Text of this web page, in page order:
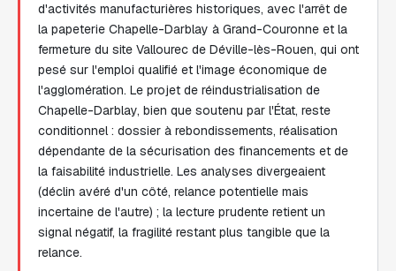
d'activités manufacturières historiques, avec l'arrêt de
la papeterie Chapelle-Darblay à Grand-Couronne et la
fermeture du site Vallourec de Déville-lès-Rouen, qui ont
pesé sur l'emploi qualifié et l'image économique de
l'agglomération. Le projet de réindustrialisation de
Chapelle-Darblay, bien que soutenu par l'État, reste
conditionnel : dossier à rebondissements, réalisation
dépendante de la sécurisation des financements et de
la faisabilité industrielle. Les analyses divergeaient
(déclin avéré d'un côté, relance potentielle mais
incertaine de l'autre) ; la lecture prudente retient un
signal négatif, la fragilité restant plus tangible que la
relance.